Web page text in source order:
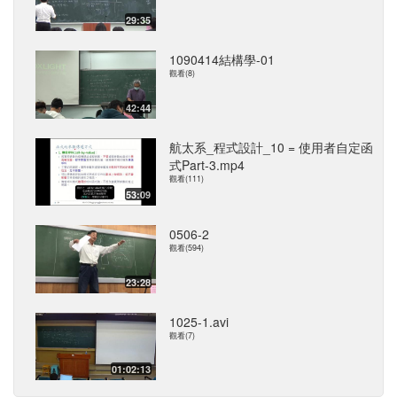
29:35
42:44
1090414結構學-01
觀看(8)
53:09
航太系_程式設計_10 = 使用者自定函
式Part-3.mp4
觀看(111)
23:28
0506-2
觀看(594)
01:02:13
1025-1.avi
觀看(7)